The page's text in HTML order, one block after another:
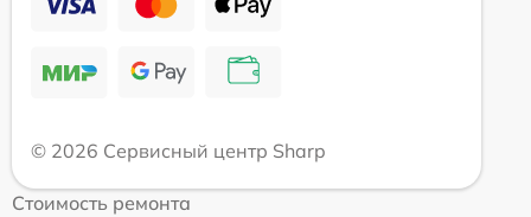
© 2026 Сервисный центр Sharp
Стоимость ремонта